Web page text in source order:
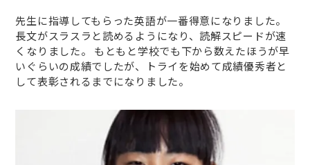
先生に指導してもらった英語が一番得意になりました。
長文がスラスラと読めるようになり、読解スピードが速
くなりました。 もともと学校でも下から数えたほうが早
いぐらいの成績でしたが、トライを始めて成績優秀者と
して表彰されるまでになりました。